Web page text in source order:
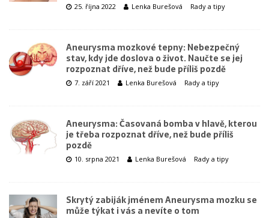
25. října 2022 Lenka Burešová Rady a tipy
Aneurysma mozkové tepny: Nebezpečný
stav, kdy jde doslova o život. Naučte se jej
rozpoznat dříve, než bude příliš pozdě
7. září 2021 Lenka Burešová Rady a tipy
Aneurysma: Časovaná bomba v hlavě, kterou
je třeba rozpoznat dříve, než bude příliš
pozdě
10. srpna 2021 Lenka Burešová Rady a tipy
Skrytý zabiják jménem Aneurysma mozku se
může týkat i vás a nevíte o tom